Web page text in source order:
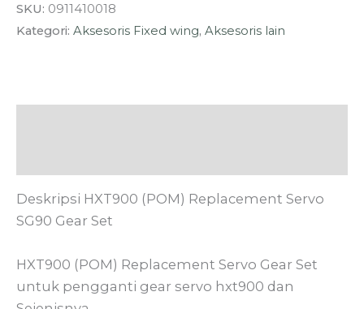
SKU: 0911410018
Kategori: Aksesoris Fixed wing, Aksesoris lain
Deskripsi HXT900 (POM) Replacement Servo
SG90 Gear Set
HXT900 (POM) Replacement Servo Gear Set
untuk pengganti gear servo hxt900 dan